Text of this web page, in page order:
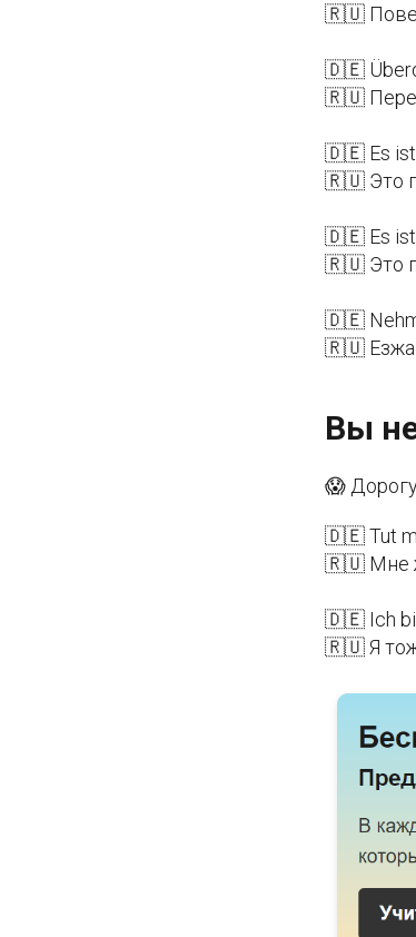
🇷🇺
🇩🇪
🇷🇺
🇩🇪 Es ist
🇷🇺 Это
🇩🇪 Es ist
🇷🇺 Это
🇩🇪
🇷🇺
Вы
😱
🇩🇪 Tut
🇷🇺 Мне
🇩🇪 Ich
🇷🇺 Я